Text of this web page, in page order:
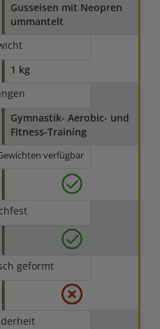
Gusseisen mit Neopren
ummantelt
1 kg
Gymnastik- Aerobic- und
Fitness-Training
verfügbar
geformt